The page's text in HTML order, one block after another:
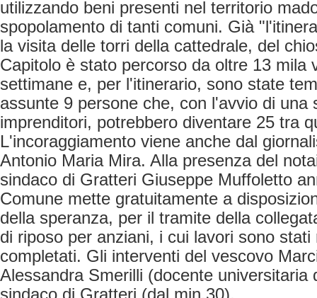
utilizzando beni presenti nel territorio
spopolamento di tanti comuni. Già
la visita delle torri della cattedrale, del
Capitolo è stato percorso da oltre 13 mila
settimane e, per l'itinerario, sono state
assunte 9 persone che, con l'avvio di una
imprenditori, potrebbero diventare 25 tra
L'incoraggiamento viene anche dal
Antonio Maria Mira. Alla presenza del
sindaco di Gratteri Giuseppe Muffoletto
Comune mette gratuitamente a
della speranza, per il tramite della
di riposo per anziani, i cui lavori sono stati
completati. Gli interventi del vescovo
Alessandra Smerilli (docente universitaria